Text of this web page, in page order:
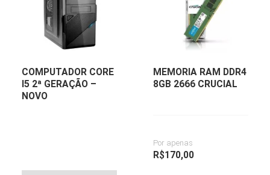
COMPUTADOR CORE
I5 2ª GERAÇÃO –
NOVO
MEMORIA RAM DDR4
8GB 2666 CRUCIAL
Por apenas
R$170,00